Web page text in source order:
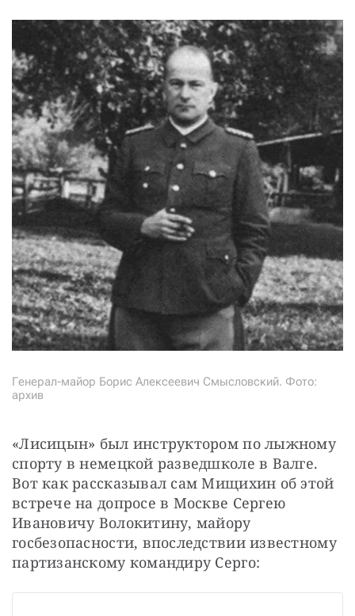
Генерал-майор Борис Алексеевич Смысловский. Фото:
архив
«Лисицын» был инструктором по лыжному
спорту в немецкой разведшколе в Валге.
Вот как рассказывал сам Мищихин об этой
встрече на допросе в Москве Сергею
Ивановичу Волокитину, майору
госбезопасности, впоследствии известному
партизанскому командиру Серго: